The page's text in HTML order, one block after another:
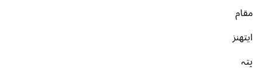
مقام
ایتھنز
پتہ